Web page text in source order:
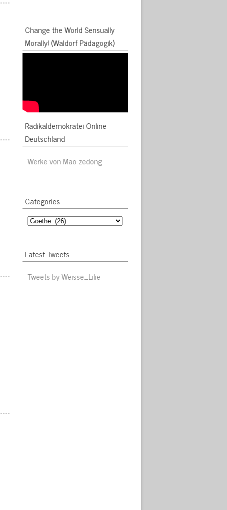
Change the World Sensually
Morally! (Waldorf Pädagogik)
Radikaldemokratei Online
Deutschland
Werke von Mao zedong
Categories
Categories
Latest Tweets
Tweets by Weisse_Lilie